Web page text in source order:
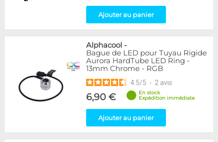
17
2
15
3
Mayhems
12
Monsoon
3
Tygon
XSPC
7
Ajouter au panier
Alphacool -
Bague de LED pour Tuyau Rigide
Aurora HardTube LED Ring -
13mm Chrome - RGB
4.5/5 - 2 avis
6,90 €
En stock
Expédition immédiate
Ajouter au panier